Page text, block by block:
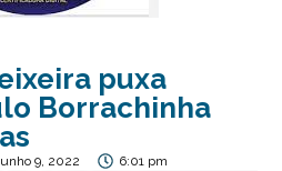
puxa
Borrachinha
9, 2022 6:01 pm